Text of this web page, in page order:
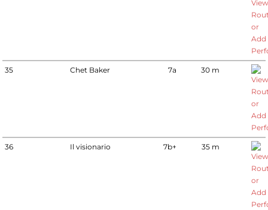
35 Chet Baker 7a 30 m
36 Il visionario 7b+ 35 m